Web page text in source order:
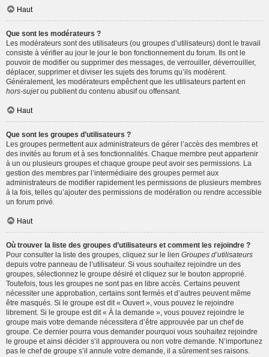
Haut
Que sont les modérateurs ?
Les modérateurs sont des utilisateurs (ou groupes d’utilisateurs) dont le travail
consiste à vérifier au jour le jour le bon fonctionnement du forum. Ils ont le
pouvoir de modifier ou supprimer des messages, de verrouiller, déverrouiller,
déplacer, supprimer et diviser les sujets des forums qu’ils modèrent.
Généralement, les modérateurs empêchent que les utilisateurs partent en
hors-sujetou publient du contenu abusif ou offensant.
Haut
Que sont les groupes d’utilisateurs ?
Les groupes permettent aux administrateurs de gérer l’accès des membres et
des invités au forum et à ses fonctionnalités. Chaque membre peut appartenir
à un ou plusieurs groupes et chaque groupe peut avoir ses permissions. La
gestion des membres par l’intermédiaire des groupes permet aux
administrateurs de modifier rapidement les permissions de plusieurs membres
à la fois, telles qu’ajouter des permissions de modération ou rendre accessible
un forum privé.
Haut
Où trouver la liste des groupes d’utilisateurs et comment les rejoindre ?
Pour consulter la liste des groupes, cliquez sur le lien Groupes d’utilisateurs
depuis votre panneau de l’utilisateur. Si vous souhaitez rejoindre un des
groupes, sélectionnez le groupe désiré et cliquez sur le bouton approprié.
Toutefois, tous les groupes ne sont pas en libre accès. Certains peuvent
nécessiter une approbation, certains sont fermés et d’autres peuvent même
être masqués. Si le groupe est dit « Ouvert », vous pouvez le rejoindre
librement. Si le groupe est dit « À la demande », vous pouvez rejoindre le
groupe mais votre demande nécessitera d’être approuvée par un chef de
groupe. Ce dernier pourra vous demander pourquoi vous souhaitez rejoindre
le groupe et ainsi décider s’il approuvera ou non votre demande. N’importunez
pas le chef de groupe s’il annule votre demande, il a sûrement ses raisons.